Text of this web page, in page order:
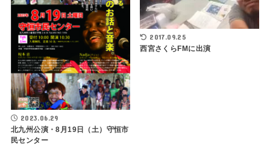
2023.06.29
北九州公演・8月19日（土）守恒市
民センター
2017.09.25
西宮さくらFMに出演